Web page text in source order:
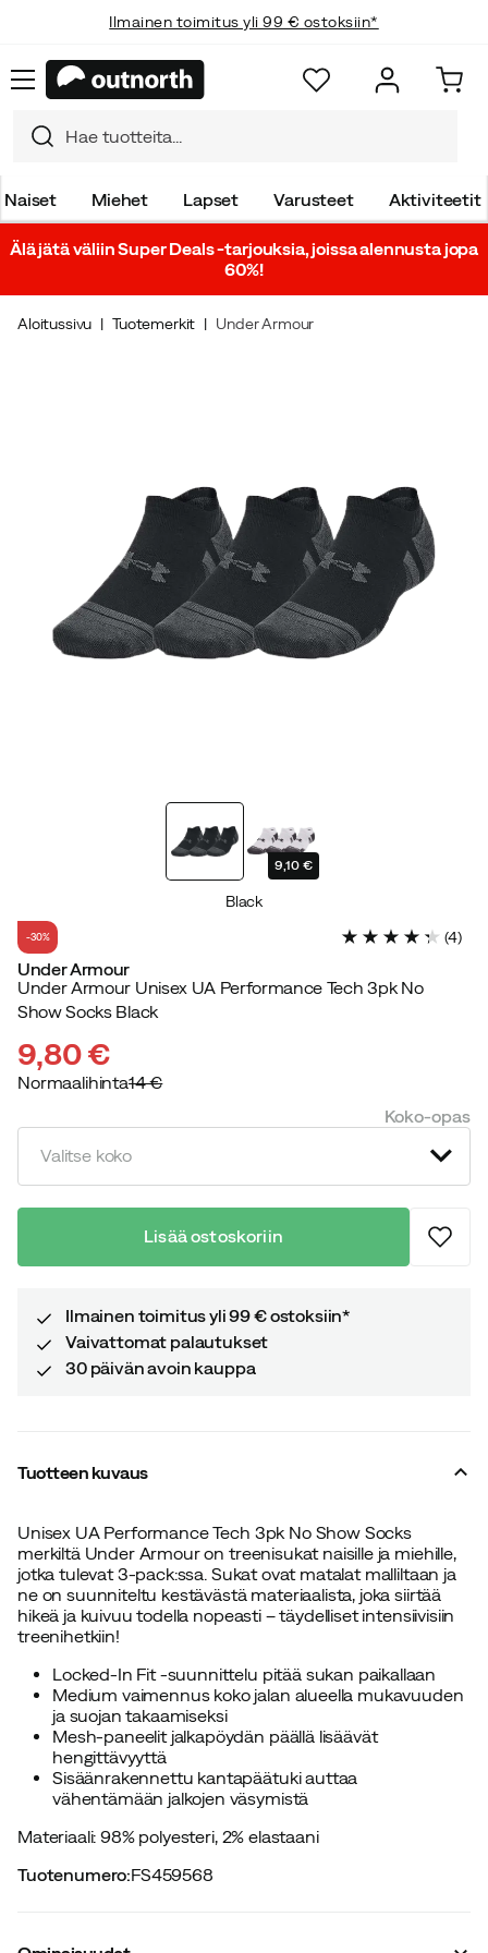
Ilmainen toimitus yli 99 € ostoksiin*
Naiset Miehet Lapset Varusteet Aktiviteetit
Älä jätä väliin Super Deals -tarjouksia, joissa alennusta jopa
60%!
Aloitussivu Tuotemerkit Under Armour
9,10 €
Black
-30% (4)
Under Armour
Under Armour Unisex UA Performance Tech 3pk No
Show Socks Black
price
9,80 €
price
Normaalihinta14 €
Koko-opas
Valitse koko
Lisää ostoskoriin
Ilmainen toimitus yli 99 € ostoksiin*
Vaivattomat palautukset
30 päivän avoin kauppa
Tuotteen kuvaus
Unisex UA Performance Tech 3pk No Show Socks
merkiltä Under Armour on treenisukat naisille ja miehille,
jotka tulevat 3-pack:ssa. Sukat ovat matalat malliltaan ja
ne on suunniteltu kestävästä materiaalista, joka siirtää
hikeä ja kuivuu todella nopeasti – täydelliset intensiivisiin
treenihetkiin!
Locked-In Fit -suunnittelu pitää sukan paikallaan
Medium vaimennus koko jalan alueella mukavuuden
ja suojan takaamiseksi
Mesh-paneelit jalkapöydän päällä lisäävät
hengittävyyttä
Sisäänrakennettu kantapäätuki auttaa
vähentämään jalkojen väsymistä
Materiaali: 98% polyesteri, 2% elastaani
Tuotenumero:FS459568